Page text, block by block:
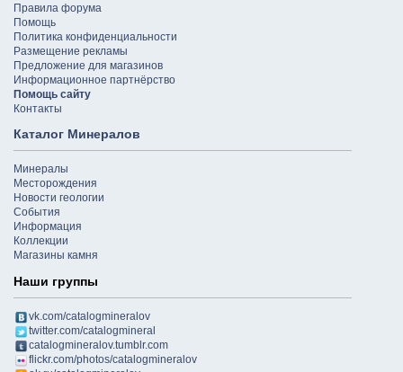
Правила форума
Помощь
Политика конфиденциальности
Размещение рекламы
Предложение для магазинов
Информационное партнёрство
Помощь сайту
Контакты
Каталог Минералов
Минералы
Месторождения
Новости геологии
События
Информация
Коллекции
Магазины камня
Наши группы
vk.com/catalogmineralov
twitter.com/catalogmineral
catalogmineralov.tumblr.com
flickr.com/photos/catalogmineralov